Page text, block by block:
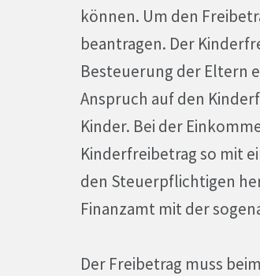
können. Um den
beantragen. Der
Besteuerung der Eltern
Anspruch auf den
Kinder. Bei der
Kinderfreibetrag so mit
den Steuerpflichtigen
Finanzamt mit der
Der Freibetrag muss